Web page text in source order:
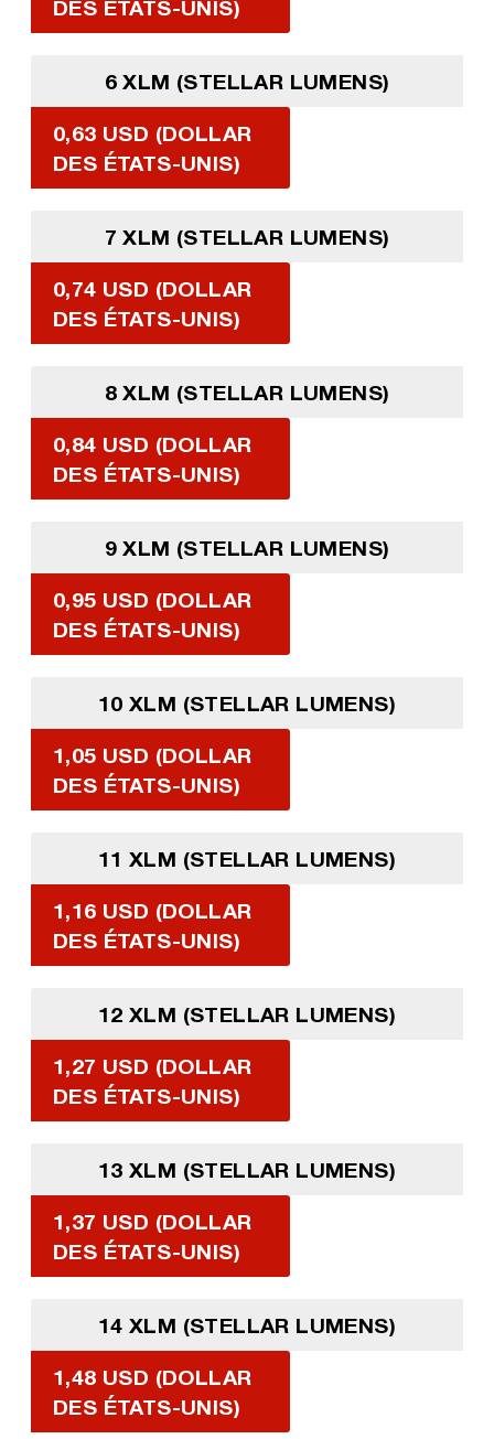
DES ÉTATS-UNIS)
6 XLM (STELLAR LUMENS)
0,63 USD (DOLLAR
DES ÉTATS-UNIS)
7 XLM (STELLAR LUMENS)
0,74 USD (DOLLAR
DES ÉTATS-UNIS)
8 XLM (STELLAR LUMENS)
0,84 USD (DOLLAR
DES ÉTATS-UNIS)
9 XLM (STELLAR LUMENS)
0,95 USD (DOLLAR
DES ÉTATS-UNIS)
10 XLM (STELLAR LUMENS)
1,05 USD (DOLLAR
DES ÉTATS-UNIS)
11 XLM (STELLAR LUMENS)
1,16 USD (DOLLAR
DES ÉTATS-UNIS)
12 XLM (STELLAR LUMENS)
1,27 USD (DOLLAR
DES ÉTATS-UNIS)
13 XLM (STELLAR LUMENS)
1,37 USD (DOLLAR
DES ÉTATS-UNIS)
14 XLM (STELLAR LUMENS)
1,48 USD (DOLLAR
DES ÉTATS-UNIS)